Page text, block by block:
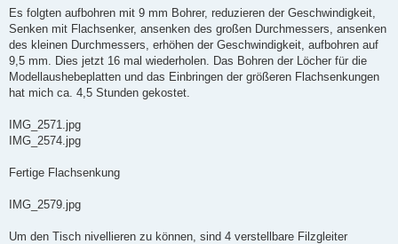
Es folgten aufbohren mit 9 mm Bohrer, reduzieren der Geschwindigkeit,
Senken mit Flachsenker, ansenken des großen Durchmessers, ansenken
des kleinen Durchmessers, erhöhen der Geschwindigkeit, aufbohren auf
9,5 mm. Dies jetzt 16 mal wiederholen. Das Bohren der Löcher für die
Modellaushebeplatten und das Einbringen der größeren Flachsenkungen
hat mich ca. 4,5 Stunden gekostet.
IMG_2571.jpg
IMG_2574.jpg
Fertige Flachsenkung
IMG_2579.jpg
Um den Tisch nivellieren zu können, sind 4 verstellbare Filzgleiter